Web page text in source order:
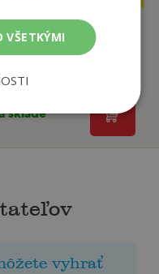
sa skvele už za
Peacock Gabriela
sklade
vyhrať
VŠETKÝMI